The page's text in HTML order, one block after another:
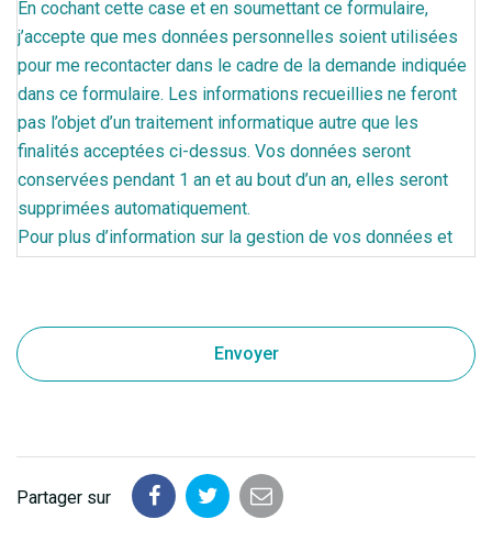
En cochant cette case et en soumettant ce formulaire,
j’accepte que mes données personnelles soient utilisées
pour me recontacter dans le cadre de la demande indiquée
dans ce formulaire. Les informations recueillies ne feront
pas l’objet d’un traitement informatique autre que les
finalités acceptées ci-dessus. Vos données seront
conservées pendant 1 an et au bout d’un an, elles seront
supprimées automatiquement.
Pour plus d’information sur la gestion de vos données et
Partager sur
PartagerPartagerPartager